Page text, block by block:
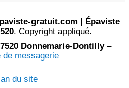
gratuit.com | Épaviste
. Copyright appliqué.
Donnemarie-Dontilly–
de messagerie
du site